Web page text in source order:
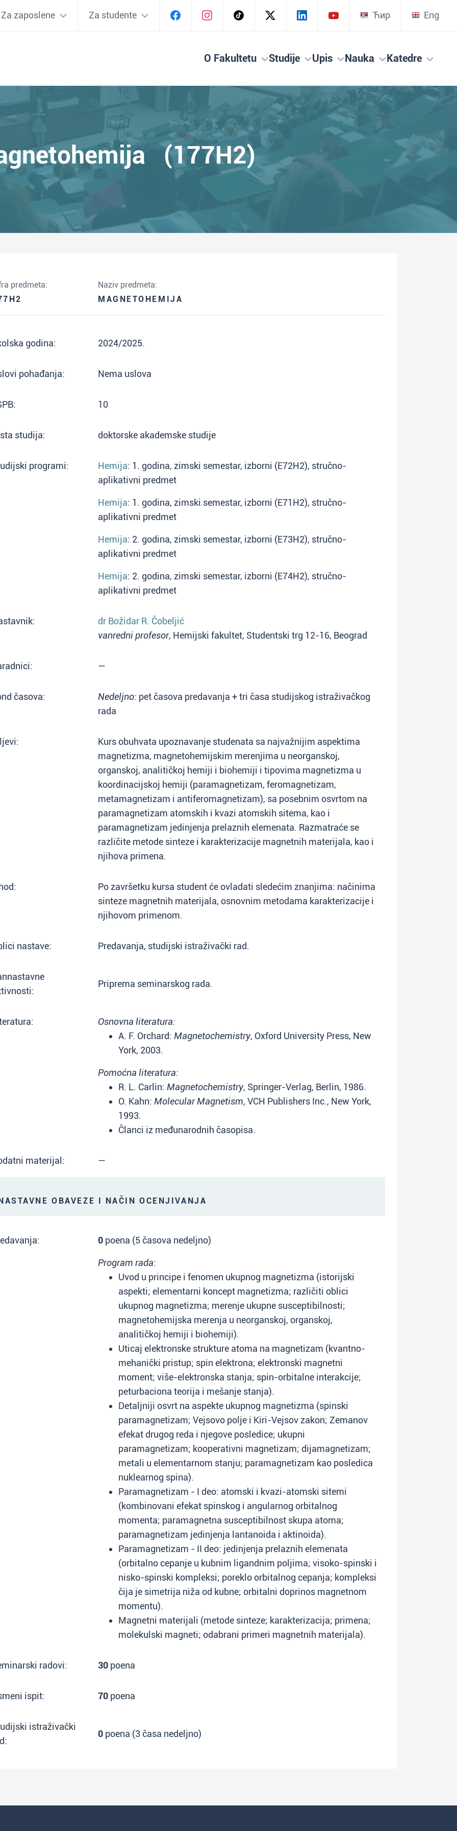
Za zaposlene Za studente Ћир Eng
O Fakultetu Studije Upis Nauka Katedre
(177H2)
predmeta:
Naziv predmeta:
MAGNETOHEMIJA
godina: 2024/2025.
pohađanja: Nema uslova
10
studija: doktorske akademske studije
programi: Hemija: 1. godina, zimski semestar, izborni (E72H2), stručno-
aplikativni predmet
Hemija: 1. godina, zimski semestar, izborni (E71H2), stručno-
aplikativni predmet
Hemija: 2. godina, zimski semestar, izborni (E73H2), stručno-
aplikativni predmet
Hemija: 2. godina, zimski semestar, izborni (E74H2), stručno-
aplikativni predmet
dr Božidar R. Čobeljić
vanredni profesor, Hemijski fakultet, Studentski trg 12-16, Beograd
—
časova: Nedeljno: pet časova predavanja + tri časa studijskog istraživačkog
rada
Kurs obuhvata upoznavanje studenata sa najvažnijim aspektima
magnetizma, magnetohemijskim merenjima u neorganskoj,
organskoj, analitičkoj hemiji i biohemiji i tipovima magnetizma u
koordinacijskoj hemiji (paramagnetizam, feromagnetizam,
metamagnetizam i antiferomagnetizam), sa posebnim osvrtom na
paramagnetizam atomskih i kvazi atomskih sitema, kao i
paramagnetizam jedinjenja prelaznih elemenata. Razmatraće se
različite metode sinteze i karakterizacije magnetnih materijala, kao i
njihova primena.
Po završetku kursa student će ovladati sledećim znanjima: načinima
sinteze magnetnih materijala, osnovnim metodama karakterizacije i
njihovom primenom.
nastave: Predavanja, studijski istraživački rad.
Priprema seminarskog rada.
Osnovna literatura:
A. F. Orchard: Magnetochemistry, Oxford University Press, New
York, 2003.
Pomoćna literatura:
R. L. Carlin: Magnetochemistry, Springer-Verlag, Berlin, 1986.
O. Kahn: Molecular Magnetism, VCH Publishers Inc., New York,
1993.
Članci iz međunarodnih časopisa.
materijal: —
OBAVEZE I NAČIN OCENJIVANJA
0 poena (5 časova nedeljno)
Program rada:
Uvod u principe i fenomen ukupnog magnetizma (istorijski
aspekti; elementarni koncept magnetizma; različiti oblici
ukupnog magnetizma; merenje ukupne susceptibilnosti;
magnetohemijska merenja u neorganskoj, organskoj,
analitičkoj hemiji i biohemiji).
Uticaj elektronske strukture atoma na magnetizam (kvantno-
mehanički pristup; spin elektrona; elektronski magnetni
moment; više-elektronska stanja; spin-orbitalne interakcije;
peturbaciona teorija i mešanje stanja).
Detaljniji osvrt na aspekte ukupnog magnetizma (spinski
paramagnetizam; Vejsovo polje i Kiri-Vejsov zakon; Zemanov
efekat drugog reda i njegove posledice; ukupni
paramagnetizam; kooperativni magnetizam; dijamagnetizam;
metali u elementarnom stanju; paramagnetizam kao posledica
nuklearnog spina).
Paramagnetizam - I deo: atomski i kvazi-atomski sitemi
(kombinovani efekat spinskog i angularnog orbitalnog
momenta; paramagnetna susceptibilnost skupa atoma;
paramagnetizam jedinjenja lantanoida i aktinoida).
Paramagnetizam - II deo: jedinjenja prelaznih elemenata
(orbitalno cepanje u kubnim ligandnim poljima; visoko-spinski i
nisko-spinski kompleksi; poreklo orbitalnog cepanja; kompleksi
čija je simetrija niža od kubne; orbitalni doprinos magnetnom
momentu).
Magnetni materijali (metode sinteze; karakterizacija; primena;
molekulski magneti; odabrani primeri magnetnih materijala).
radovi: 30 poena
ispit: 70 poena
istraživački
0 poena (3 časa nedeljno)